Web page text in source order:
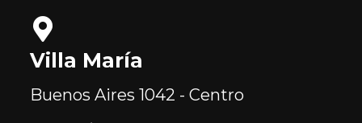
Villa María
Buenos Aires1042 - Centro